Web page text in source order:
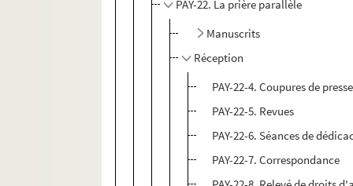
PAY-22. La prière parallèle
Manuscrits
Réception
PAY-22-4. Coupures de presse
PAY-22-5. Revues
PAY-22-6. Séances de
PAY-22-7. Correspondance